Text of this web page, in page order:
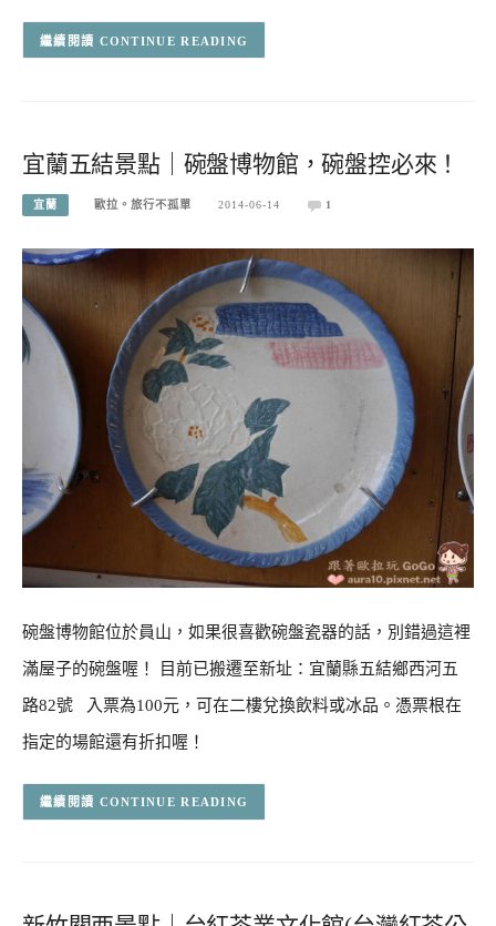
CONTINUE READING
宜蘭五結景點｜碗盤博物館，碗盤控必來！
宜蘭 歐拉。旅行不孤單 2014-06-14 1
碗盤博物館位於員山，如果很喜歡碗盤瓷器的話，別錯過這裡
滿屋子的碗盤喔！ 目前已搬遷至新址：宜蘭縣五結鄉西河五
路82號 入票為100元，可在二樓兌換飲料或冰品。憑票根在
指定的場館還有折扣喔！
CONTINUE READING